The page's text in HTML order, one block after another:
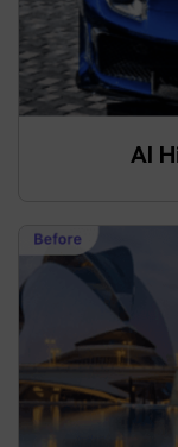
AI